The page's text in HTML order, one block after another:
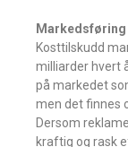
Kosttilskudd
milliarder hvert
på markedet
men det finnes
Dersom
kraftig og rask